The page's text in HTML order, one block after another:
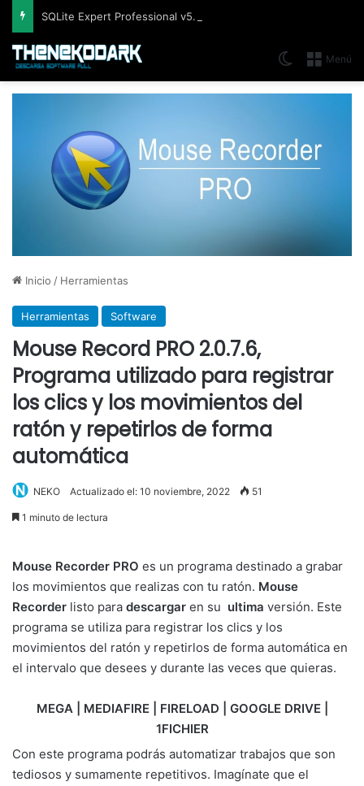
Menú
Switch skin
Inicio / Herramientas
Herramientas Software
Mouse Record PRO 2.0.7.6,
Programa utilizado para registrar
los clics y los movimientos del
ratón y repetirlos de forma
automática
NEKO Actualizado el: 10 noviembre, 2022 51
1 minuto de lectura
Mouse Recorder PRO es un programa destinado a grabar
los movimientos que realizas con tu ratón. Mouse
Recorder listo para descargar en su ultima versión. Este
programa se utiliza para registrar los clics y los
movimientos del ratón y repetirlos de forma automática en
el intervalo que desees y durante las veces que quieras.
MEGA | MEDIAFIRE | FIRELOAD | GOOGLE DRIVE |
1FICHIER
Con este programa podrás automatizar trabajos que son
tediosos y sumamente repetitivos. Imagínate que el